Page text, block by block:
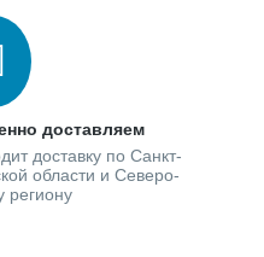
доставляем
доставку по Санкт-
области и Северо-
региону